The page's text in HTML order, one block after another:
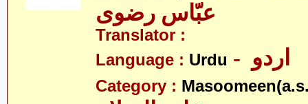
عبّاس رضوی
Translator :
Language : Urdu
Category :